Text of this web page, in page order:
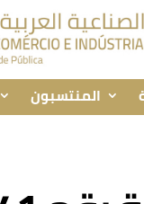
المنتسبون